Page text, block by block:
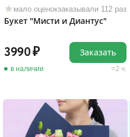
мало оценокзаказывали 112 раз
Букет "Мисти и Диантус"
3990
в наличии 2 ч.
Заказать